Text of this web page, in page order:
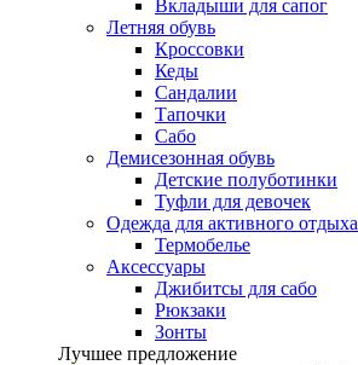
Вкладыши для сапог
Летняя обувь
Кроссовки
Кеды
Сандалии
Тапочки
Сабо
Демисезонная обувь
Детские полуботинки
Туфли для девочек
Одежда для активного отдыха
Термобелье
Аксессуары
Джибитсы для сабо
Рюкзаки
Зонты
Лучшее предложение